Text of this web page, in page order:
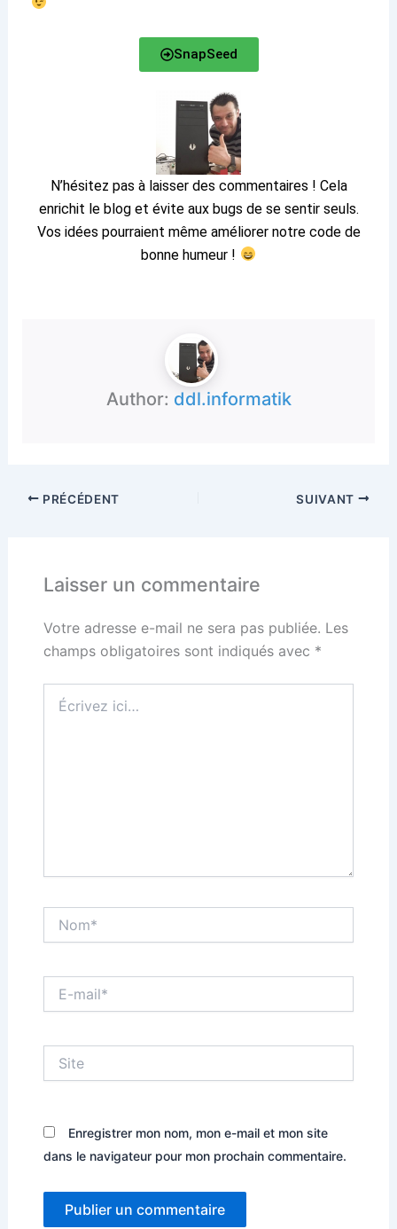
SnapSeed
N’hésitez pas à laisser des commentaires ! Cela
enrichit le blog et évite aux bugs de se sentir seuls.
Vos idées pourraient même améliorer notre code de
bonne humeur !
Author: ddl.informatik
PRÉCÉDENT SUIVANT
Laisser un commentaire
Votre adresse e-mail ne sera pas publiée. Les
champs obligatoires sont indiqués avec *
ici…
mail*
Enregistrer mon nom, mon e-mail et mon site
dans le navigateur pour mon prochain commentaire.